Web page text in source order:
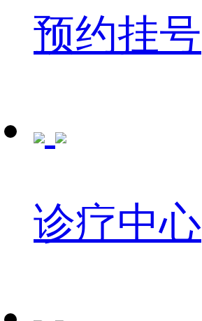
预约挂号
诊疗中心